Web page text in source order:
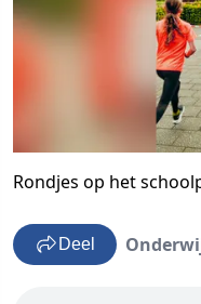
Rondjes op het
Deel